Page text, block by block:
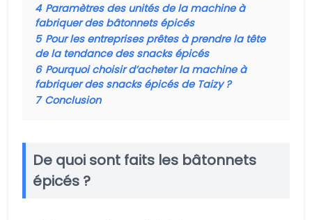
4 Paramètres des unités de la machine à
fabriquer des bâtonnets épicés
5 Pour les entreprises prêtes à prendre la tête
de la tendance des snacks épicés
6 Pourquoi choisir d’acheter la machine à
fabriquer des snacks épicés de Taizy ?
7 Conclusion
De quoi sont faits les bâtonnets
épicés ?